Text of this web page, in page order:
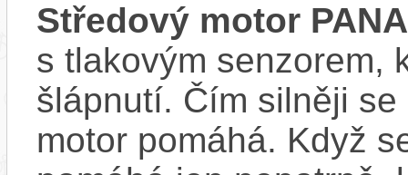
Středový motor
s tlakovým senzorem,
šlápnutí. Čím silněji
motor pomáhá. Když